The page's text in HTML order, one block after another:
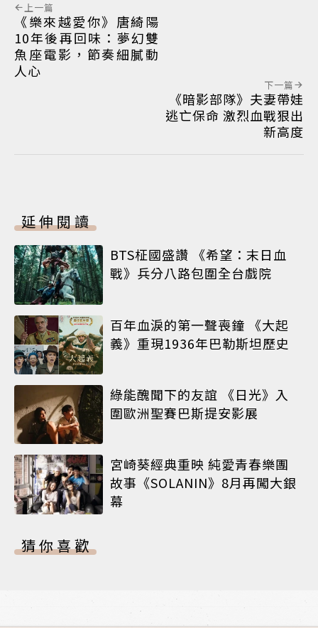
上一篇
《樂來越愛你》唐綺陽
10年後再回味：夢幻雙
魚座電影，節奏細膩動
人心
下一篇
《暗影部隊》夫妻帶娃
逃亡保命 激烈血戰狠出
新高度
延伸閱讀
BTS柾國盛讚 《希望：末日血
戰》兵分八路包圍全台戲院
百年血淚的第一聲喪鐘 《大起
義》重現1936年巴勒斯坦歷史
綠能醜聞下的友誼 《日光》入
圍歐洲聖賽巴斯提安影展
宮崎葵經典重映 純愛青春樂團
故事《SOLANIN》8月再闖大銀
幕
猜你喜歡